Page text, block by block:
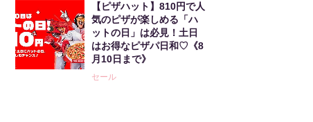
【ピザハット】810円で人
気のピザが楽しめる「ハ
ットの日」は必見！土日
はお得なピザパ日和♡《8
月10日まで》
セール